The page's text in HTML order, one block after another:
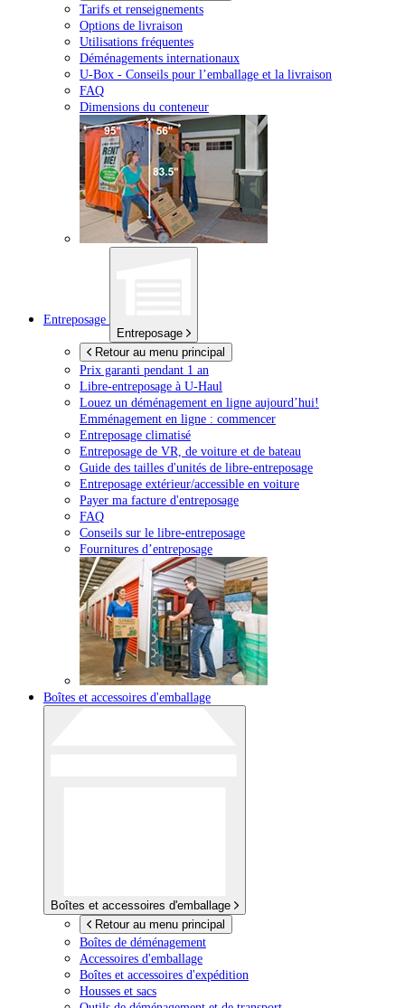
Tarifs et renseignements
Options de livraison
Utilisations fréquentes
Déménagements internationaux
U-Box - Conseils pour l’emballage et la livraison
FAQ
Dimensions du conteneur
Entreposage
Entreposage
Retour au menu principal
Prix garanti pendant 1 an
Libre-entreposage à U-Haul
Louez un déménagement en ligne aujourd’hui!
Emménagement en ligne : commencer
Entreposage climatisé
Entreposage de VR, de voiture et de bateau
Guide des tailles d'unités de libre-entreposage
Entreposage extérieur/accessible en voiture
Payer ma facture d'entreposage
FAQ
Conseils sur le libre-entreposage
Fournitures d’entreposage
Boîtes et accessoires d'emballage
Boîtes et accessoires d'emballage
Retour au menu principal
Boîtes de déménagement
Accessoires d'emballage
Boîtes et accessoires d'expédition
Housses et sacs